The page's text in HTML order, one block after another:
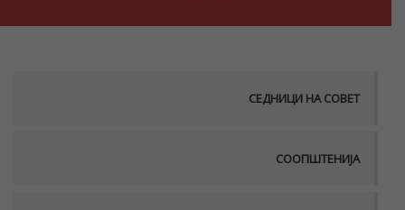
СЕДНИЦИ НА СОВЕТ
СООПШТЕНИЈА